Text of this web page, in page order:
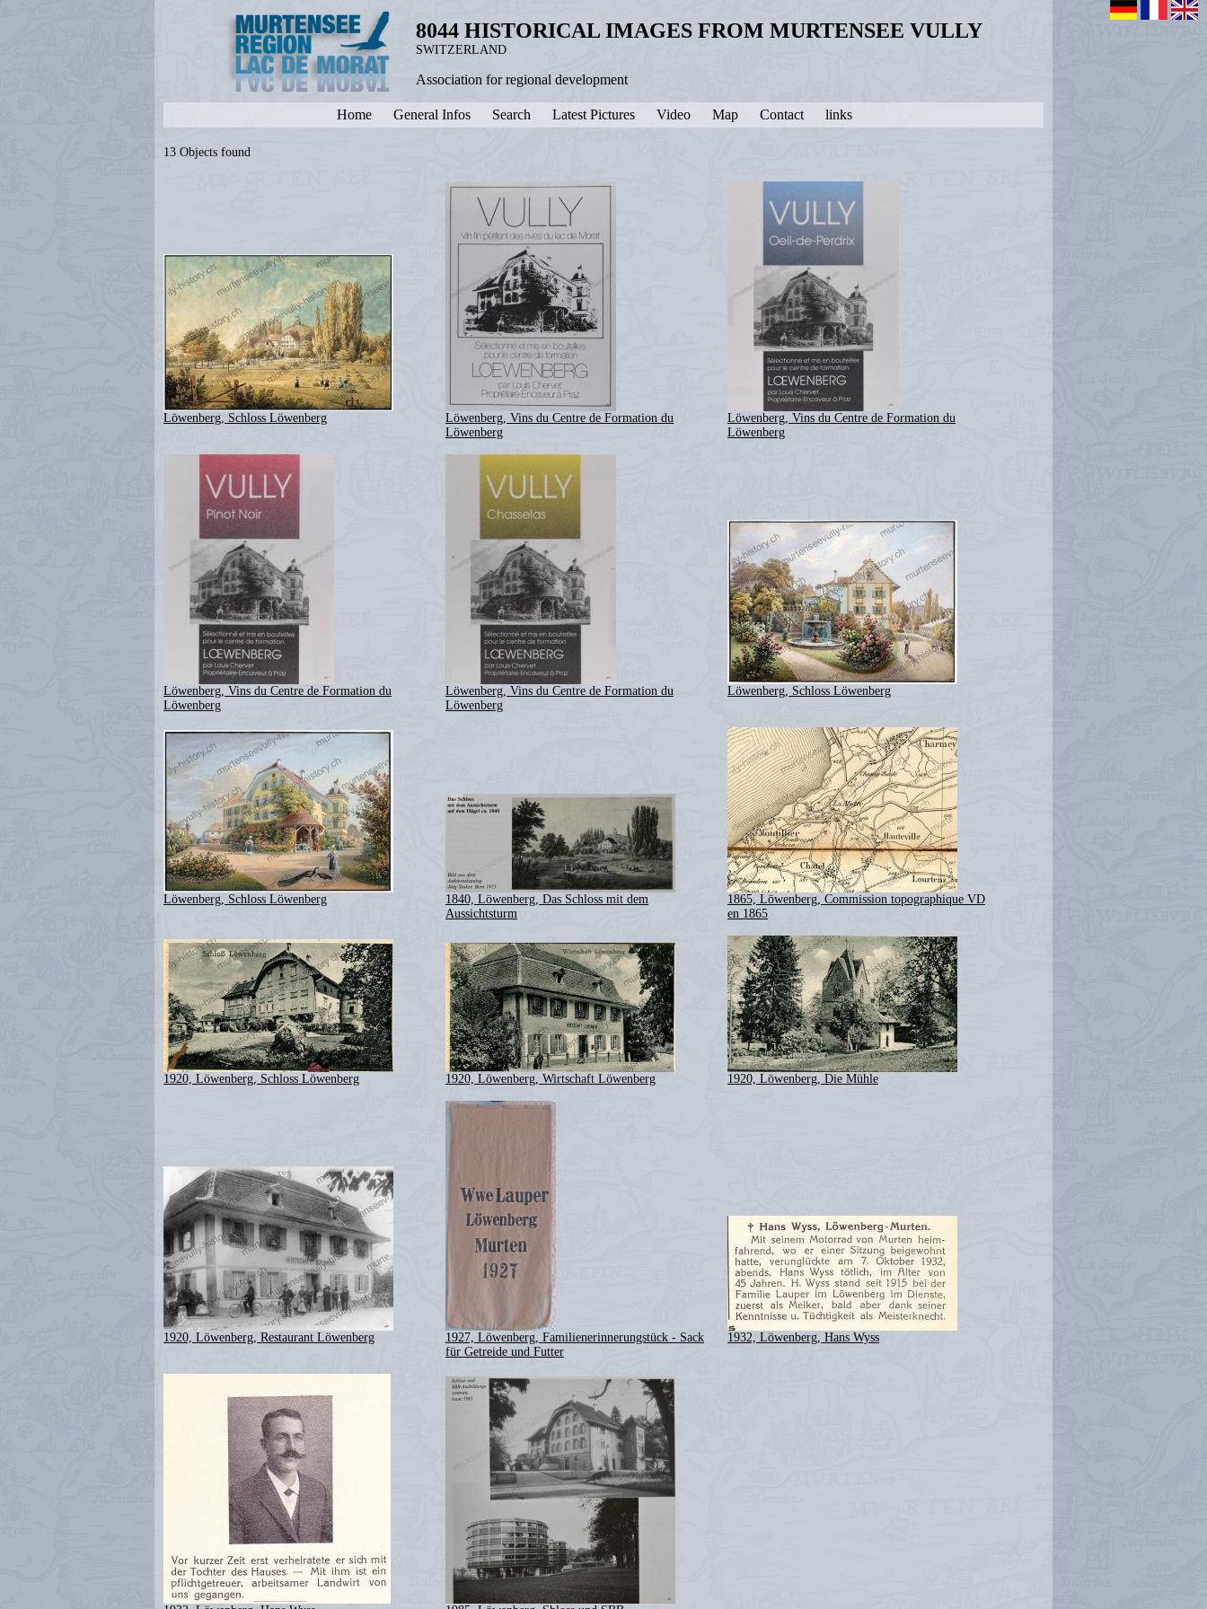
8044 HISTORICAL IMAGES FROM MURTENSEE VULLY
SWITZERLAND
Association for regional development
Home General Infos Search Latest Pictures Video Map Contact links
13 Objects found
Löwenberg, Schloss Löwenberg
Löwenberg, Vins du Centre de Formation du
Löwenberg
Löwenberg, Vins du Centre de Formation du
Löwenberg
Löwenberg, Vins du Centre de Formation du
Löwenberg
Löwenberg, Vins du Centre de Formation du
Löwenberg
Löwenberg, Schloss Löwenberg
Löwenberg, Schloss Löwenberg
1840, Löwenberg, Das Schloss mit dem
Aussichtsturm
1865, Löwenberg, Commission topographique VD
en 1865
1920, Löwenberg, Schloss Löwenberg 1920, Löwenberg, Wirtschaft Löwenberg 1920, Löwenberg, Die Mühle
1920, Löwenberg, Restaurant Löwenberg
1927, Löwenberg, Familienerinnerungstück - Sack
für Getreide und Futter
1932, Löwenberg, Hans Wyss